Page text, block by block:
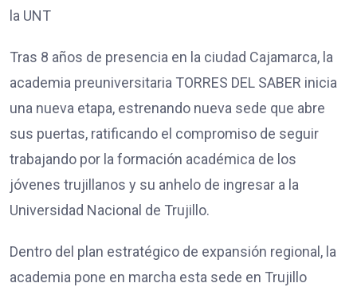
la UNT
Tras 8 años de presencia en la ciudad Cajamarca, la
academia preuniversitaria TORRES DEL SABER inicia
una nueva etapa, estrenando nueva sede que abre
sus puertas, ratificando el compromiso de seguir
trabajando por la formación académica de los
jóvenes trujillanos y su anhelo de ingresar a la
Universidad Nacional de Trujillo.
Dentro del plan estratégico de expansión regional, la
academia pone en marcha esta sede en Trujillo